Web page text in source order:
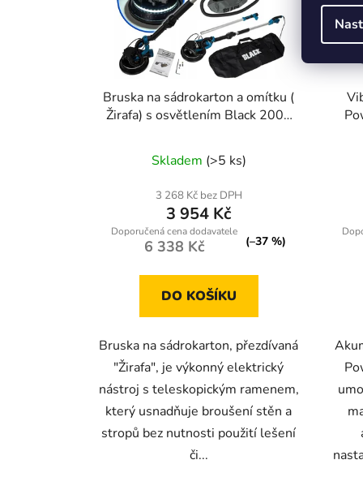
Bruska na sádrokarton a omítku (
Žirafa) s osvětlením Black 2000
Skladem (>5 ks)
3 268 Kč bez DPH
3 954 Kč
6 338 Kč (–37 %)
DO KOŠÍKU
Bruska na sádrokarton, přezdívaná
"Žirafa", je výkonný elektrický
nástroj s teleskopickým ramenem,
který usnadňuje broušení stěn a
stropů bez nutnosti použití lešení
či...